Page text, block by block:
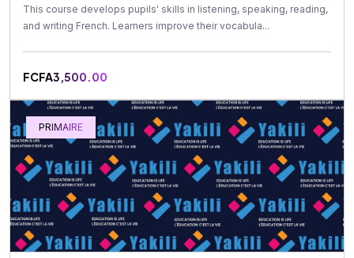
This course develops pupils' skills in listening, speaking, reading,
and writing French. Learners improve their vocabula...
FCFA3,500.00
PRIMAIRE